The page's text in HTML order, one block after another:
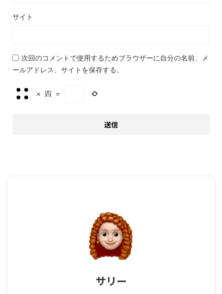
サイト
次回のコメントで使用するためブラウザーに自分の名前、メ
ールアドレス、サイトを保存する。
× 四 =
サリー